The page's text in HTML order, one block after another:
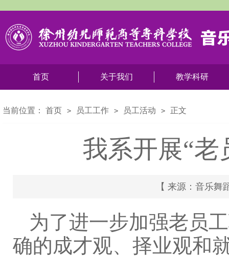
首页 关于我们 教学科研
当前位置： 首页 > 员工工作 > 员工活动 > 正文
我系开展“老
【 来源：音乐
为了进一步加强老员
确的成才观、择业观和